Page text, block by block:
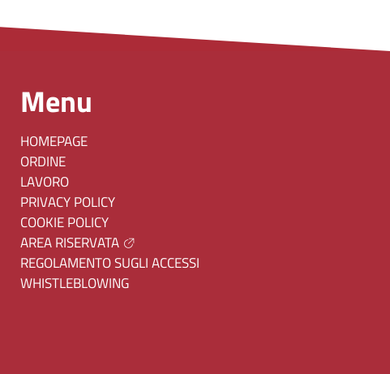
Menu
HOMEPAGE
ORDINE
LAVORO
PRIVACY POLICY
COOKIE POLICY
AREA RISERVATA
REGOLAMENTO SUGLI ACCESSI
WHISTLEBLOWING